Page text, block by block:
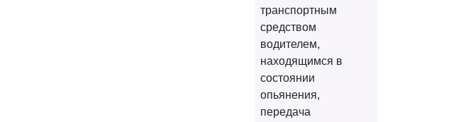
транспортным
средством
водителем,
находящимся в
состоянии
опьянения,
передача